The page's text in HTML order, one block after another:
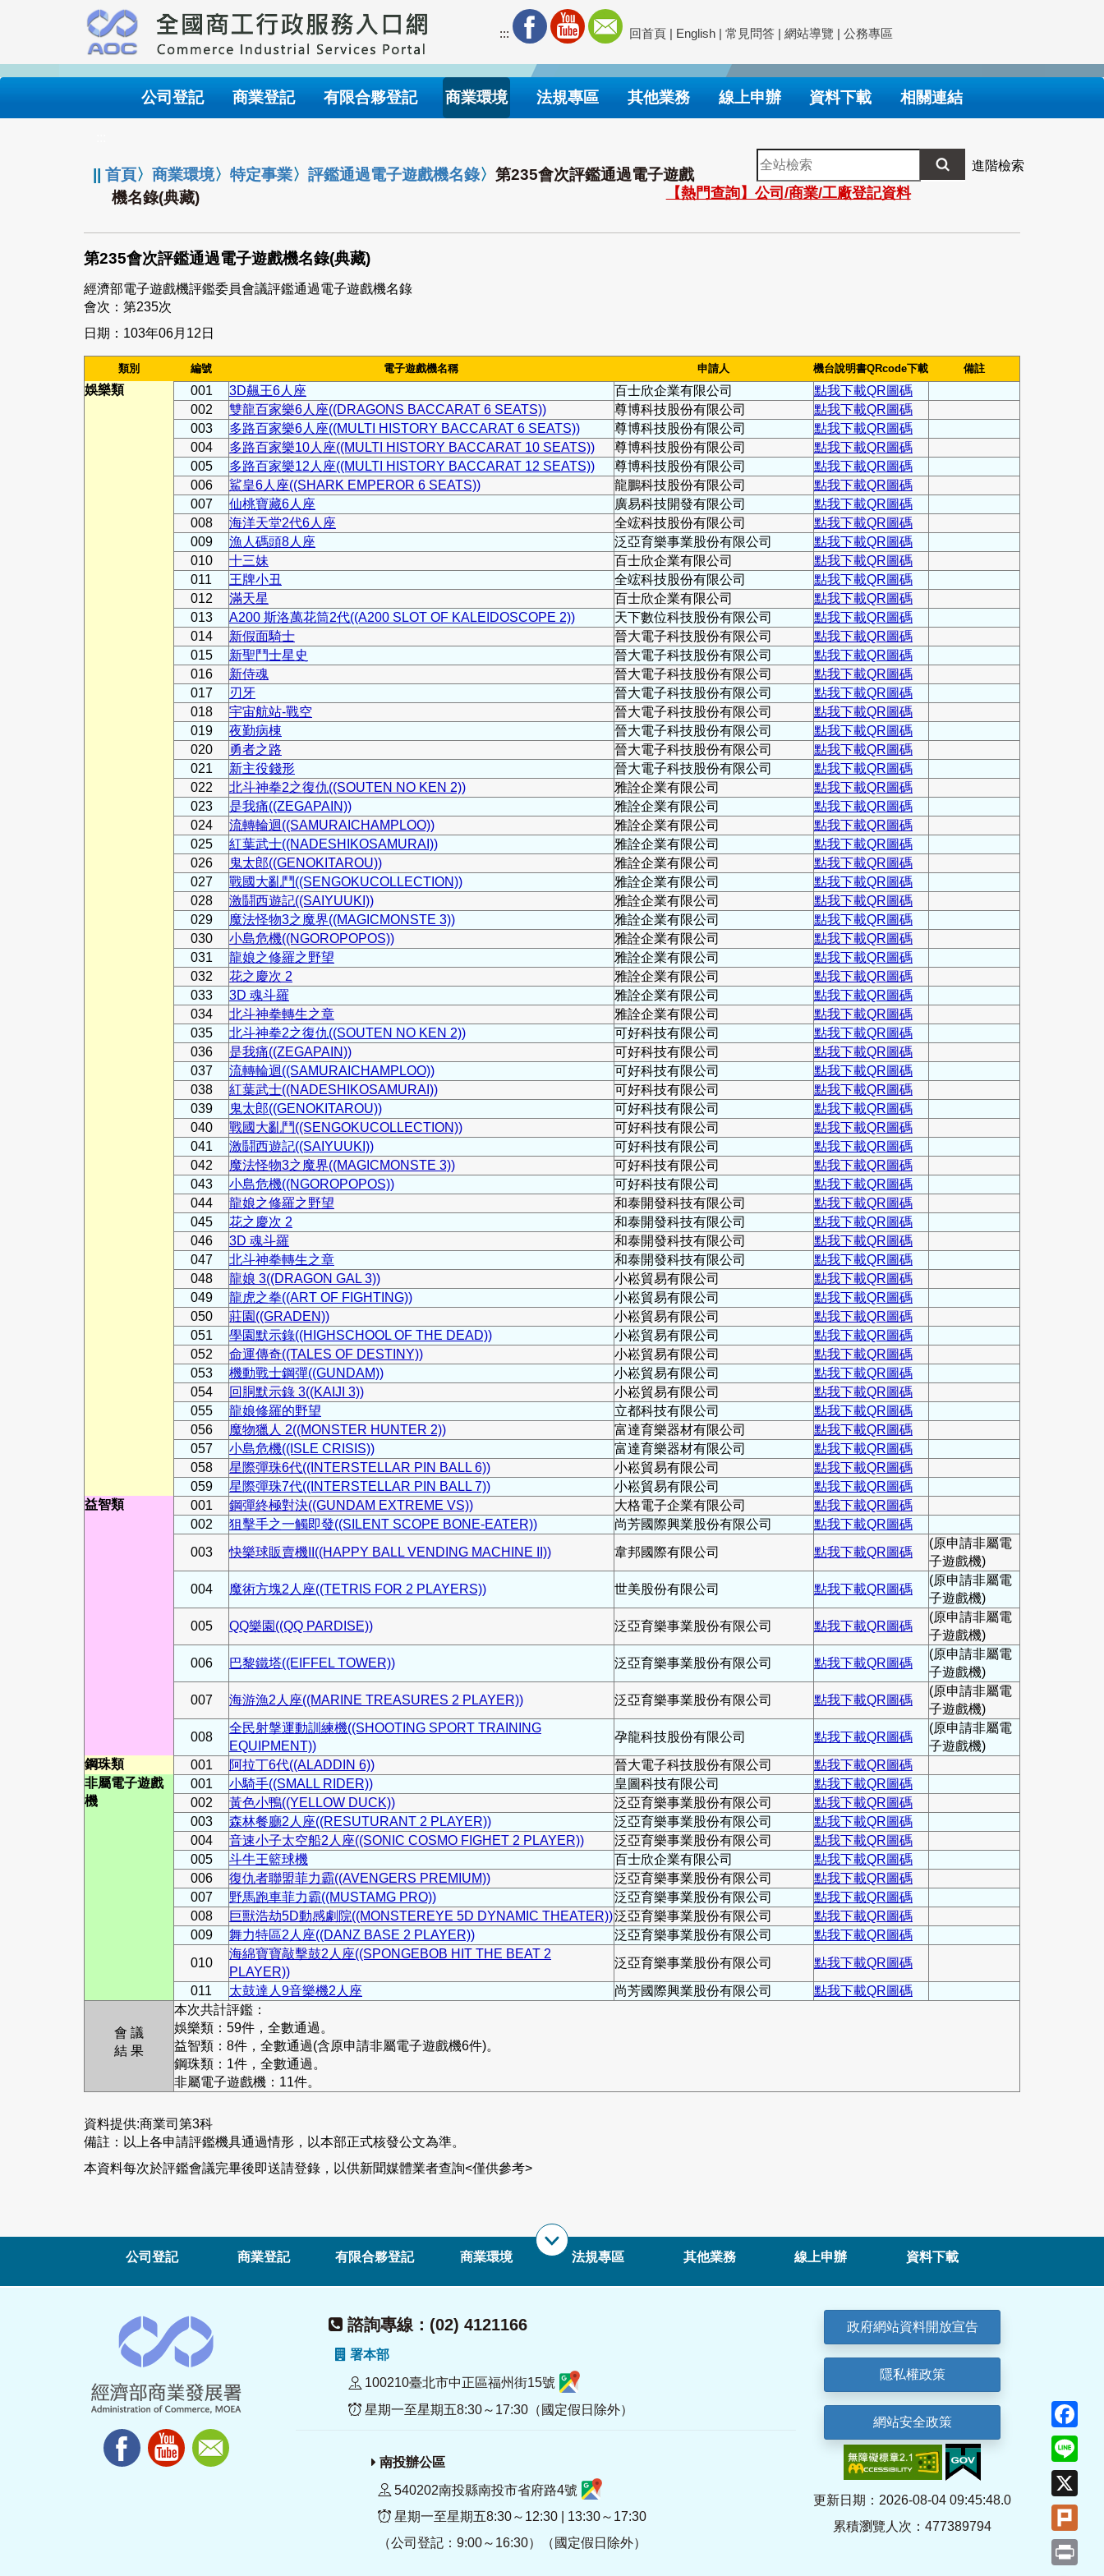
要
內
::: 回首頁 | English | 常見問答 | 網站導覽 | 公務專區
公司登記 商業登記 有限合夥登記 商業環境 法規專區 其他業務 線上申辦 資料下載 相關連結
||首頁〉商業環境〉特定事業〉評鑑通過電子遊戲機名錄〉第235會次評鑑通過電子遊戲
機名錄(典藏)
全
站
檢
進階檢索
【熱門查詢】公司/商業/工廠登記資料
第235會次評鑑通過電子遊戲機名錄(典藏)
經濟部電子遊戲機評鑑委員會議評鑑通過電子遊戲機名錄
會次：第235次
日期：103年06月12日
類別 編號 電子遊戲機名稱 申請人 機台說明書QRcode下載 備註
娛樂類 001 3D飆王6人座 百士欣企業有限公司
點我下載QR圖碼
002
雙龍百家樂6人座((DRAGONS BACCARAT 6 SEATS)) 尊博科技股份有限公司
點我下載QR圖碼
003
多路百家樂6人座((MULTI HISTORY BACCARAT 6 SEATS)) 尊博科技股份有限公司
點我下載QR圖碼
004
多路百家樂10人座((MULTI HISTORY BACCARAT 10 SEATS)) 尊博科技股份有限公司
點我下載QR圖碼
005
多路百家樂12人座((MULTI HISTORY BACCARAT 12 SEATS)) 尊博科技股份有限公司
點我下載QR圖碼
006
鯊皇6人座((SHARK EMPEROR 6 SEATS)) 龍鵬科技股份有限公司
點我下載QR圖碼
007
仙桃寶藏6人座 廣易科技開發有限公司
點我下載QR圖碼
008
海洋天堂2代6人座 全竤科技股份有限公司
點我下載QR圖碼
009
漁人碼頭8人座 泛亞育樂事業股份有限公司
點我下載QR圖碼
010
十三妹 百士欣企業有限公司
點我下載QR圖碼
011
王牌小丑 全竤科技股份有限公司
點我下載QR圖碼
012
滿天星 百士欣企業有限公司
點我下載QR圖碼
013
A200 斯洛萬花筒2代((A200 SLOT OF KALEIDOSCOPE 2)) 天下數位科技股份有限公司
點我下載QR圖碼
014
新假面騎士 晉大電子科技股份有限公司
點我下載QR圖碼
015
新聖鬥士星史 晉大電子科技股份有限公司
點我下載QR圖碼
016
新侍魂 晉大電子科技股份有限公司
點我下載QR圖碼
017
刃牙 晉大電子科技股份有限公司
點我下載QR圖碼
018
宇宙航站-戰空 晉大電子科技股份有限公司
點我下載QR圖碼
019
夜勤病棟 晉大電子科技股份有限公司
點我下載QR圖碼
020
勇者之路 晉大電子科技股份有限公司
點我下載QR圖碼
021
新主役錢形 晉大電子科技股份有限公司
點我下載QR圖碼
022
北斗神拳2之復仇((SOUTEN NO KEN 2)) 雅詮企業有限公司
點我下載QR圖碼
023
是我痛((ZEGAPAIN)) 雅詮企業有限公司
點我下載QR圖碼
024
流轉輪迴((SAMURAICHAMPLOO)) 雅詮企業有限公司
點我下載QR圖碼
025
紅葉武士((NADESHIKOSAMURAI)) 雅詮企業有限公司
點我下載QR圖碼
026
鬼太郎((GENOKITAROU)) 雅詮企業有限公司
點我下載QR圖碼
027
戰國大亂鬥((SENGOKUCOLLECTION)) 雅詮企業有限公司
點我下載QR圖碼
028
激鬪西遊記((SAIYUUKI)) 雅詮企業有限公司
點我下載QR圖碼
029
魔法怪物3之魔界((MAGICMONSTE 3)) 雅詮企業有限公司
點我下載QR圖碼
030
小島危機((NGOROPOPOS)) 雅詮企業有限公司
點我下載QR圖碼
031
龍娘之修羅之野望 雅詮企業有限公司
點我下載QR圖碼
032
花之慶次 2 雅詮企業有限公司
點我下載QR圖碼
033
3D 魂斗羅 雅詮企業有限公司
點我下載QR圖碼
034
北斗神拳轉生之章 雅詮企業有限公司
點我下載QR圖碼
035
北斗神拳2之復仇((SOUTEN NO KEN 2)) 可好科技有限公司
點我下載QR圖碼
036
是我痛((ZEGAPAIN)) 可好科技有限公司
點我下載QR圖碼
037
流轉輪迴((SAMURAICHAMPLOO)) 可好科技有限公司
點我下載QR圖碼
038
紅葉武士((NADESHIKOSAMURAI)) 可好科技有限公司
點我下載QR圖碼
039
鬼太郎((GENOKITAROU)) 可好科技有限公司
點我下載QR圖碼
040
戰國大亂鬥((SENGOKUCOLLECTION)) 可好科技有限公司
點我下載QR圖碼
041
激鬪西遊記((SAIYUUKI)) 可好科技有限公司
點我下載QR圖碼
042
魔法怪物3之魔界((MAGICMONSTE 3)) 可好科技有限公司
點我下載QR圖碼
043
小島危機((NGOROPOPOS)) 可好科技有限公司
點我下載QR圖碼
044
龍娘之修羅之野望 和泰開發科技有限公司
點我下載QR圖碼
045
花之慶次 2 和泰開發科技有限公司
點我下載QR圖碼
046
3D 魂斗羅 和泰開發科技有限公司
點我下載QR圖碼
047
北斗神拳轉生之章 和泰開發科技有限公司
點我下載QR圖碼
048
龍娘 3((DRAGON GAL 3)) 小崧貿易有限公司
點我下載QR圖碼
049
龍虎之拳((ART OF FIGHTING)) 小崧貿易有限公司
點我下載QR圖碼
050
莊園((GRADEN)) 小崧貿易有限公司
點我下載QR圖碼
051
學園默示錄((HIGHSCHOOL OF THE DEAD)) 小崧貿易有限公司
點我下載QR圖碼
052
命運傳奇((TALES OF DESTINY)) 小崧貿易有限公司
點我下載QR圖碼
053
機動戰士鋼彈((GUNDAM)) 小崧貿易有限公司
點我下載QR圖碼
054
回胴默示錄 3((KAIJI 3)) 小崧貿易有限公司
點我下載QR圖碼
055
龍娘修羅的野望 立都科技有限公司
點我下載QR圖碼
056
魔物獵人 2((MONSTER HUNTER 2)) 富達育樂器材有限公司
點我下載QR圖碼
057
小島危機((ISLE CRISIS)) 富達育樂器材有限公司
點我下載QR圖碼
058
星際彈珠6代((INTERSTELLAR PIN BALL 6)) 小崧貿易有限公司
點我下載QR圖碼
059
星際彈珠7代((INTERSTELLAR PIN BALL 7)) 小崧貿易有限公司
點我下載QR圖碼
益智類
001 鋼彈終極對決((GUNDAM EXTREME VS)) 大格電子企業有限公司
點我下載QR圖碼
002
狙擊手之一觸即發((SILENT SCOPE BONE-EATER)) 尚芳國際興業股份有限公司
點我下載QR圖碼
003
快樂球販賣機II((HAPPY BALL VENDING MACHINE II)) 韋邦國際有限公司 點我下載QR圖碼
(原申請非屬電
子遊戲機)
004
魔術方塊2人座((TETRIS FOR 2 PLAYERS)) 世美股份有限公司 點我下載QR圖碼
(原申請非屬電
子遊戲機)
005
QQ樂園((QQ PARDISE)) 泛亞育樂事業股份有限公司 點我下載QR圖碼
(原申請非屬電
子遊戲機)
006
巴黎鐵塔((EIFFEL TOWER)) 泛亞育樂事業股份有限公司 點我下載QR圖碼
(原申請非屬電
子遊戲機)
007
海游漁2人座((MARINE TREASURES 2 PLAYER)) 泛亞育樂事業股份有限公司 點我下載QR圖碼
(原申請非屬電
子遊戲機)
008
全民射搫運動訓練機((SHOOTING SPORT TRAINING
EQUIPMENT))
孕龍科技股份有限公司 點我下載QR圖碼
(原申請非屬電
子遊戲機)
鋼珠類
001 阿拉丁6代((ALADDIN 6)) 晉大電子科技股份有限公司
點我下載QR圖碼
非屬電子遊戲
機
001 小騎手((SMALL RIDER)) 皇圖科技有限公司
點我下載QR圖碼
002
黃色小鴨((YELLOW DUCK)) 泛亞育樂事業股份有限公司
點我下載QR圖碼
003
森林餐廳2人座((RESUTURANT 2 PLAYER)) 泛亞育樂事業股份有限公司
點我下載QR圖碼
004
音速小子太空船2人座((SONIC COSMO FIGHET 2 PLAYER)) 泛亞育樂事業股份有限公司
點我下載QR圖碼
005
斗牛王籃球機 百士欣企業有限公司
點我下載QR圖碼
006
復仇者聯盟菲力霸((AVENGERS PREMIUM)) 泛亞育樂事業股份有限公司
點我下載QR圖碼
007
野馬跑車菲力霸((MUSTAMG PRO)) 泛亞育樂事業股份有限公司
點我下載QR圖碼
008
巨獸浩劫5D動感劇院((MONSTEREYE 5D DYNAMIC THEATER))泛亞育樂事業股份有限公司
點我下載QR圖碼
009
舞力特區2人座((DANZ BASE 2 PLAYER)) 泛亞育樂事業股份有限公司
點我下載QR圖碼
010
海綿寶寶敲擊鼓2人座((SPONGEBOB HIT THE BEAT 2
PLAYER))
泛亞育樂事業股份有限公司
點我下載QR圖碼
011
太鼓達人9音樂機2人座 尚芳國際興業股份有限公司 點我下載QR圖碼
會 議
結 果
本次共計評鑑：
娛樂類：59件，全數通過。
益智類：8件，全數通過(含原申請非屬電子遊戲機6件)。
鋼珠類：1件，全數通過。
非屬電子遊戲機：11件。
資料提供:商業司第3科
備註：以上各申請評鑑機具通過情形，以本部正式核發公文為準。
本資料每次於評鑑會議完畢後即送請登錄，以供新聞媒體業者查詢<僅供參考>
公司登記 商業登記 有限合夥登記 商業環境 法規專區 其他業務 線上申辦 資料下載
諮詢專線：(02) 4121166
署本部
100210臺北市中正區福州街15號
星期一至星期五8:30～17:30（國定假日除外）
南投辦公區
540202南投縣南投市省府路4號
星期一至星期五8:30～12:30 | 13:30～17:30
（公司登記：9:00～16:30）（國定假日除外）
政府網站資料開放宣告
隱私權政策
網站安全政策
更新日期：2026-08-04 09:45:48.0
累積瀏覽人次：477389794